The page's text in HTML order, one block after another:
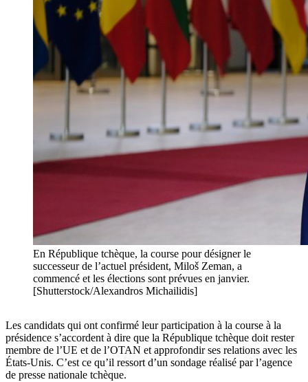
En République tchèque, la course pour désigner le
successeur de l’actuel président, Miloš Zeman, a
commencé et les élections sont prévues en janvier.
[Shutterstock/Alexandros Michailidis]
Les candidats qui ont confirmé leur participation à la course à la
présidence s’accordent à dire que la République tchèque doit rester
membre de l’UE et de l’OTAN et approfondir ses relations avec les
États-Unis. C’est ce qu’il ressort d’un sondage réalisé par l’agence
de presse nationale tchèque.